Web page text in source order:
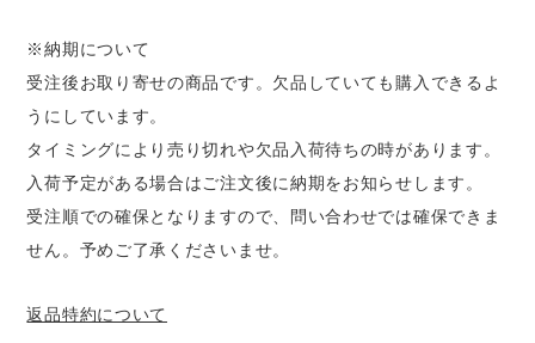
※納期について
受注後お取り寄せの商品です。欠品していても購入できるよ
うにしています。
タイミングにより売り切れや欠品入荷待ちの時があります。
入荷予定がある場合はご注文後に納期をお知らせします。
受注順での確保となりますので、問い合わせでは確保できま
せん。予めご了承くださいませ。
返品特約について